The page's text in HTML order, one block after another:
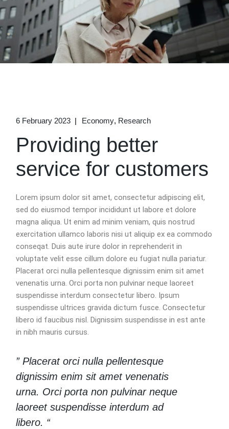
6 February 2023 Economy Research
Providing better
service for customers
Lorem ipsum dolor sit amet, consectetur adipiscing elit,
sed do eiusmod tempor incididunt ut labore et dolore
magna aliqua. Ut enim ad minim veniam, quis nostrud
exercitation ullamco laboris nisi ut aliquip ex ea commodo
conseqat. Duis aute irure dolor in reprehenderit in
voluptate velit esse cillum dolore eu fugiat nulla pariatur.
Placerat orci nulla pellentesque dignissim enim sit amet
venenatis urna. Orci porta non pulvinar neque laoreet
suspendisse interdum consectetur libero. Ipsum
suspendisse ultrices gravida dictum fusce. Consectetur
libero id faucibus nisl. Dignissim suspendisse in est ante
in nibh mauris cursus.
” Placerat orci nulla pellentesque
dignissim enim sit amet venenatis
urna. Orci porta non pulvinar neque
laoreet suspendisse interdum ad
libero. “